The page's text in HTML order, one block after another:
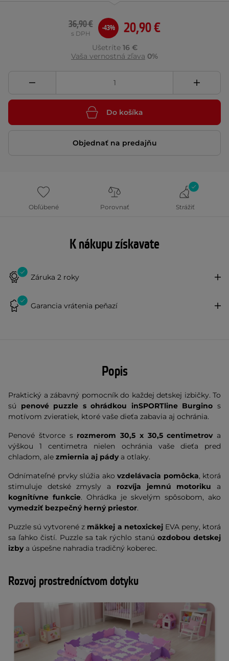
20,90 €
36,90 €
s DPH
-43%
Ušetríte 16 €
Vaša vernostná zľava 0%
Do košíka
Objednať na predajňu
Obľúbené Porovnať Strážiť
K nákupu získavate
Záruka 2 roky
Garancia vrátenia peňazí
Popis
Praktický a zábavný pomocník do každej detskej izbičky. To
sú penové puzzle s ohrádkou inSPORTline Burginos
motívom zvieratiek, ktoré vaše dieťa zabavia aj ochránia.
Penové štvorce srozmerom 30,5 x 30,5 centimetrova
výškou 1 centimetra nielen ochránia vaše dieťa pred
chladom, ale zmiernia aj pádya otlaky.
Odnímateľné prvky slúžia ako vzdelávacia pomôcka, ktorá
stimuluje detské zmysly a rozvíja jemnú motoriku a
kognitívne funkcie. Ohrádka je skvelým spôsobom, ako
vymedziť bezpečný herný priestor.
Puzzle sú vytvorené z mäkkej a netoxickejEVA peny, ktorá
sa ľahko čistí. Puzzle sa tak rýchlo stanú ozdobou detskej
izbya úspešne nahradia tradičný koberec.
Rozvoj prostredníctvom dotyku